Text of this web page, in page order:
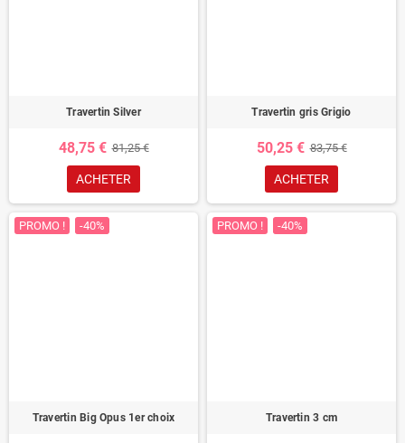
Travertin Silver
48,75 € 81,25 €
ACHETER
Travertin gris Grigio
50,25 € 83,75 €
ACHETER
PROMO ! -40%
Travertin Big Opus 1er choix
PROMO ! -40%
Travertin 3 cm